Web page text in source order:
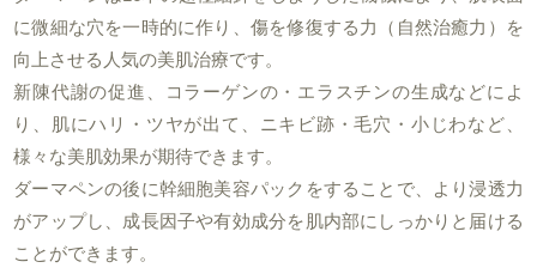
に微細な穴を一時的に作り、傷を修復する力（自然治癒力）を
向上させる人気の美肌治療です。
新陳代謝の促進、コラーゲンの・エラスチンの生成などによ
り、肌にハリ・ツヤが出て、ニキビ跡・毛穴・小じわなど、
様々な美肌効果が期待できます。
ダーマペンの後に幹細胞美容パックをすることで、より浸透力
がアップし、成長因子や有効成分を肌内部にしっかりと届ける
ことができます。